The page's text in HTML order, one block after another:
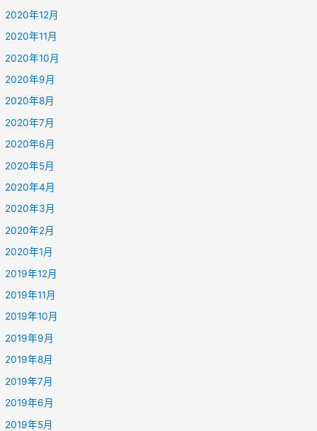
2020年12月
2020年11月
2020年10月
2020年9月
2020年8月
2020年7月
2020年6月
2020年5月
2020年4月
2020年3月
2020年2月
2020年1月
2019年12月
2019年11月
2019年10月
2019年9月
2019年8月
2019年7月
2019年6月
2019年5月